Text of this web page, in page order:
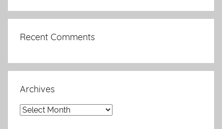
Recent Comments
Archives
Archives